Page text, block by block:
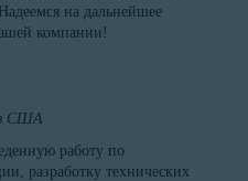
на дальнейшее
компании!
США
работу по
разработку технических